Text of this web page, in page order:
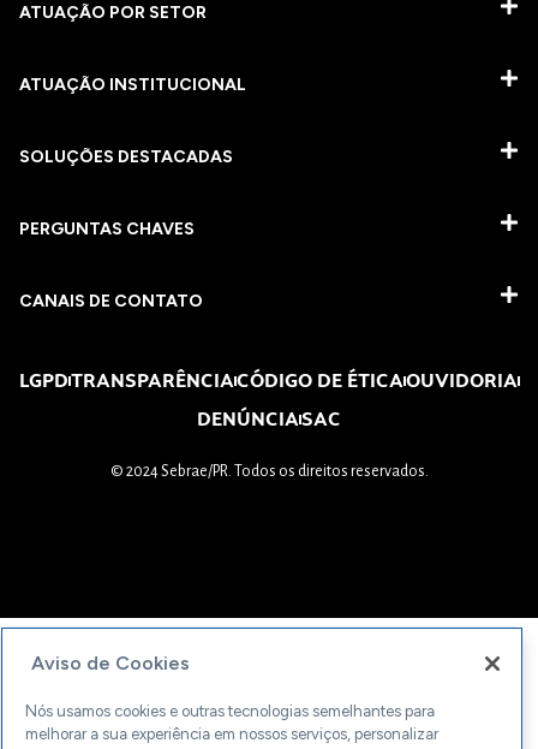
ATUAÇÃO POR SETOR
ATUAÇÃO INSTITUCIONAL
SOLUÇÕES DESTACADAS
PERGUNTAS CHAVES​
CANAIS DE CONTATO
LGPDTRANSPARÊNCIACÓDIGO DE ÉTICAOUVIDORIA
DENÚNCIASAC
© 2024 Sebrae/PR. Todos os direitos reservados.
Aviso de Cookies
Nós usamos cookies e outras tecnologias semelhantes para
melhorar a sua experiência em nossos serviços, personalizar